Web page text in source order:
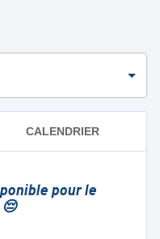
CALENDRIER
pour le